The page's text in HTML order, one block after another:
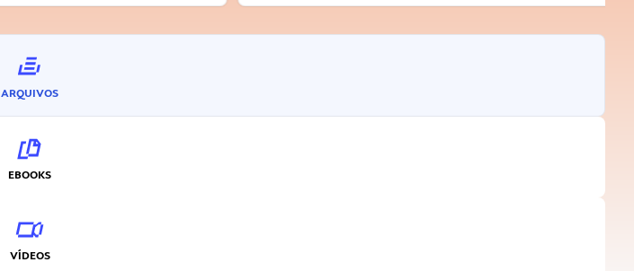
ARQUIVOS
EBOOKS
VÍDEOS